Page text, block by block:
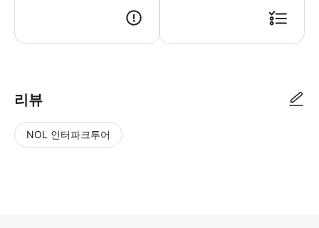
리뷰
NOL 인터파크투어